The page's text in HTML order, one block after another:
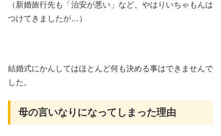
（新婚旅行先も「治安が悪い」など、やはりいちゃもんは
つけてきましたが…）
結婚式にかんしてはほとんど何も決める事はできませんで
した。
母の言いなりになってしまった理由